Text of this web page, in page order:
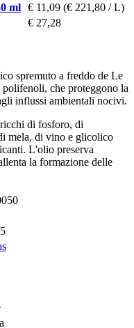
ml € 11,09 (€ 221,80 / L)
€ 27,28
spremuto a freddo de Le
che proteggono la
influssi ambientali nocivi.
di fosforo, di
mela, di vino e glicolico
L'olio preserva
la formazione delle